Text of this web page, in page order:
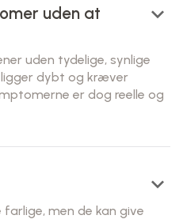
uden at
keyboard_arrow_down
uden tydelige, synlige
ligger dybt og kræver
er dog reelle og
keyboard_arrow_down
farlige, men de kan give